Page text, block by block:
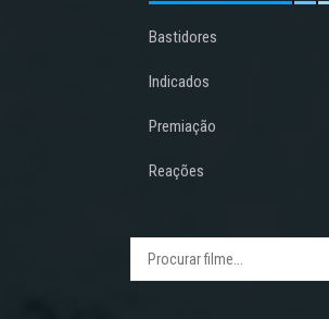
Bastidores
Indicados
Premiação
Reações